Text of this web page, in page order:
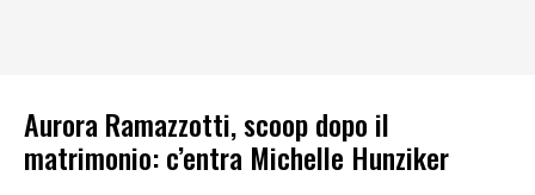
Aurora Ramazzotti, scoop dopo il
matrimonio: c’entra Michelle Hunziker